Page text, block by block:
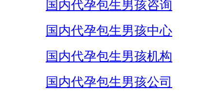
国内代孕包生男孩咨询
国内代孕包生男孩中心
国内代孕包生男孩机构
国内代孕包生男孩公司